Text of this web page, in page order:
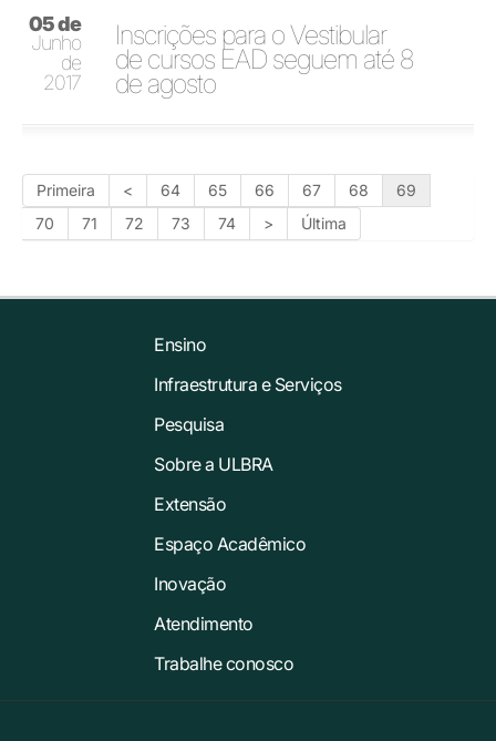
05 de
Junho
de
2017
Inscrições para o Vestibular
de cursos EAD seguem até 8
de agosto
Primeira < 64 65 66 67 68
69
70
71 72 73 74 > Última
Ensino
Infraestrutura e Serviços
Pesquisa
Sobre a ULBRA
Extensão
Espaço Acadêmico
Inovação
Atendimento
Trabalhe conosco